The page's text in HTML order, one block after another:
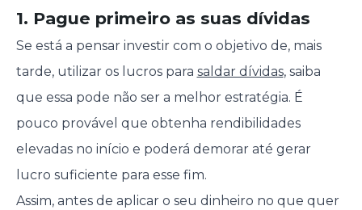
1. Pague primeiro as suas dívidas
Se está a pensar investir com o objetivo de, mais
tarde, utilizar os lucros para saldar dívidas, saiba
que essa pode não ser a melhor estratégia. É
pouco provável que obtenha rendibilidades
elevadas no início e poderá demorar até gerar
lucro suficiente para esse fim.
Assim, antes de aplicar o seu dinheiro no que quer